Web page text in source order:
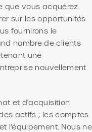
que vous acquérez.
sur les opportunités
fournirons le
nombre de clients
une
nouvellement
et d'acquisition
actifs ; les comptes
l'équipement. Nous ne